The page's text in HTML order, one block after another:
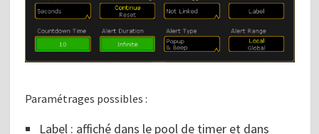
Paramétrages possibles :
Label : affiché dans le pool de timer et dans